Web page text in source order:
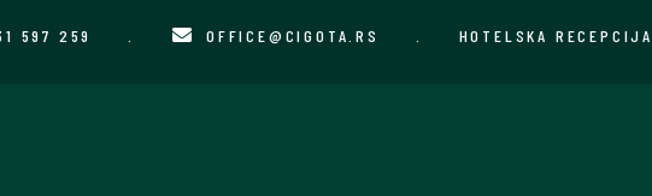
597 259 OFFICE@CIGOTA.RS HOTELSKA RECEPCIJA